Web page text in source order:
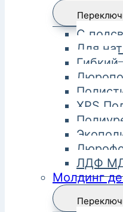
С
Для
Гибкий
XPS
ЛДФ
Молдинг